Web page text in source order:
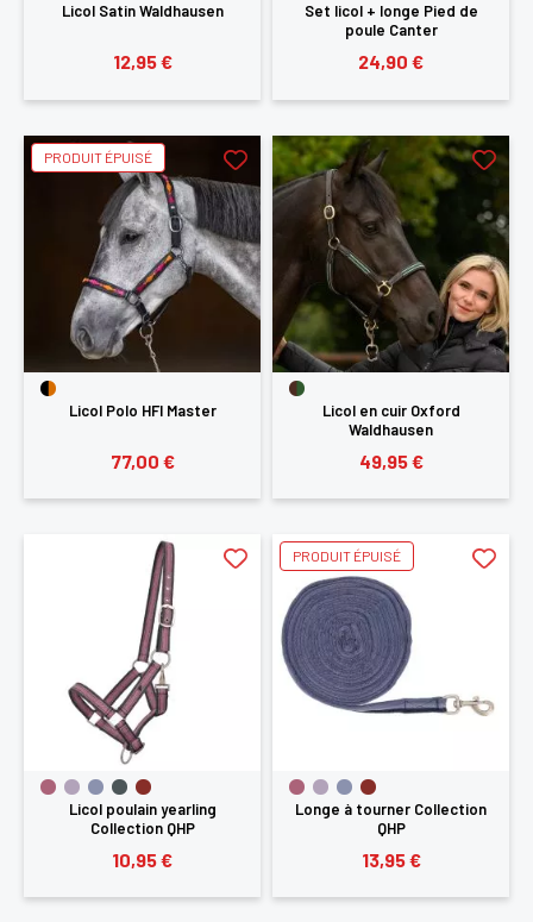
Licol Satin Waldhausen
12,95 €
Set licol + longe Pied de
poule Canter
24,90 €
Licol Polo HFI Master
77,00 €
PRODUIT ÉPUISÉ
Licol en cuir Oxford
Waldhausen
49,95 €
Licol poulain yearling
Collection QHP
10,95 €
Longe à tourner Collection
QHP
13,95 €
PRODUIT ÉPUISÉ